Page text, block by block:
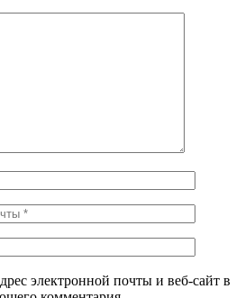
электронной почты и веб-сайт в